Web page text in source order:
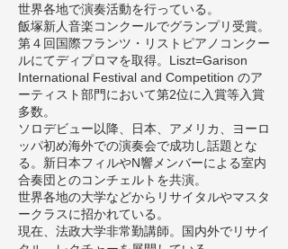
世界各地で演奏活動を行っている。
飯塚新人音楽コンクールでグランプリ受賞。
第４回国際フランツ・リストピアノコンクー
ルにてディプロマを取得。Liszt=Garison
International Festival and Competition のア
ーティスト部門において第2位に入賞等入賞
多数。
ソロデビュー以降、日本、アメリカ、ヨーロ
ッパ初め海外での演奏会で成功し話題とな
る。新日本フィルやN響メンバーによる室内
合奏団とのコンチェルトを共演。
世界各地の大学などからリサイタルやマスタ
ークラスに招かれている。
現在、法政大学非常勤講師。国内外でリサイ